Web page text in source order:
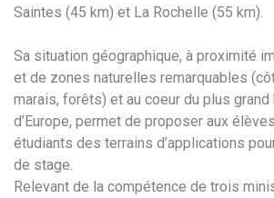
Saintes (45 km) et La Rochelle (55 km).
Sa situation géographique, à proximité
et de zones naturelles remarquables
marais, forêts) et au coeur du plus
d’Europe, permet de proposer aux
étudiants des terrains d’applications
de stage.
Relevant de la compétence de trois